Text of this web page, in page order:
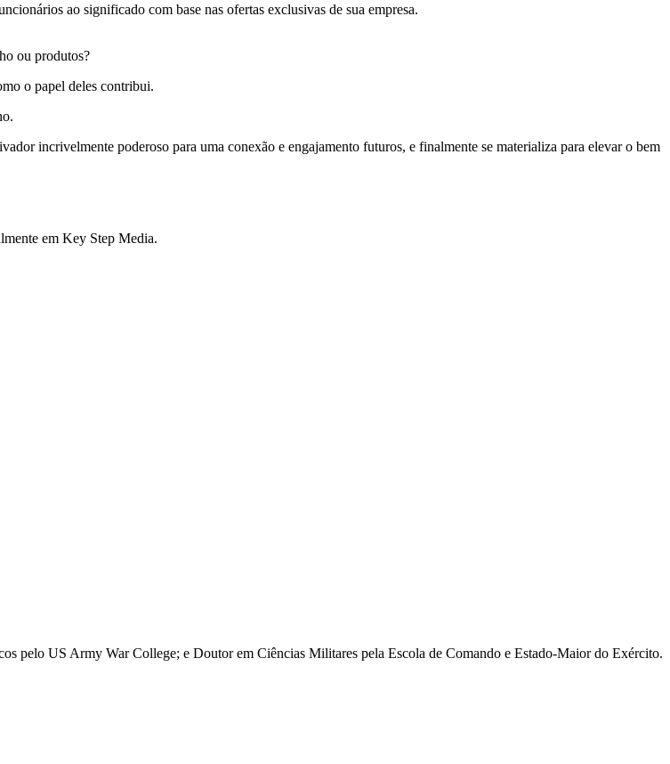
ao significado com base nas ofertas exclusivas de sua empresa.
ou produtos?
o papel deles contribui.
incrivelmente poderoso para uma conexão e engajamento futuros, e finalmente se materializa para elevar o bem
em Key Step Media.
pelo US Army War College; e Doutor em Ciências Militares pela Escola de Comando e Estado-Maior do Exército.